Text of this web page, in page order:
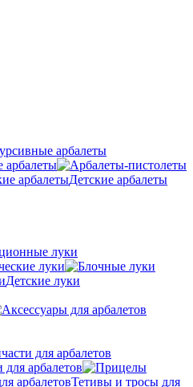
арбалеты
арбалеты
Детские арбалеты
луки
луки
Детские луки
для арбалетов
арбалетов
Тетивы и тросы для